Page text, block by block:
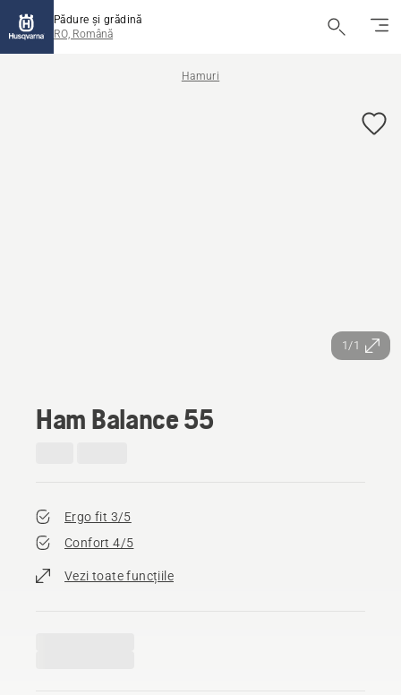
Pădure și grădină
RO, Română
Hamuri
1/1
Ham Balance 55
Ergo fit 3/5
Confort 4/5
Vezi toate funcțiile